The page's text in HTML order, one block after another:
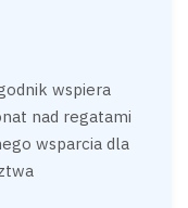
wspiera
nad regatami
wsparcia dla